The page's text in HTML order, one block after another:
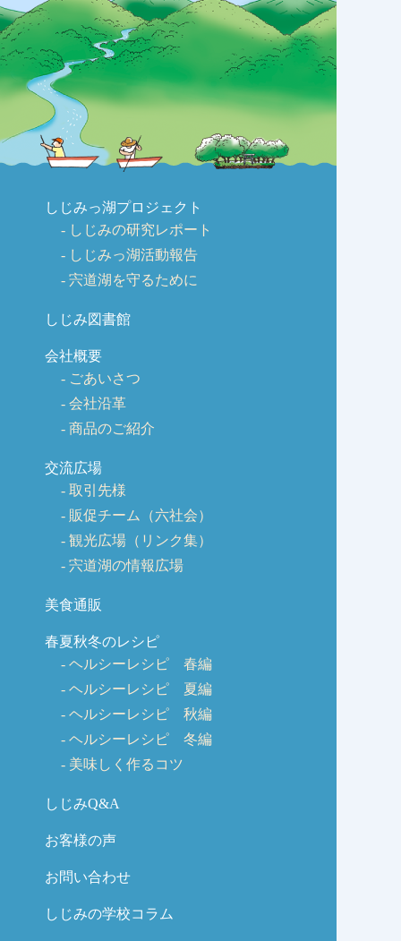
しじみっ湖プロジェクト
しじみの研究レポート
しじみっ湖活動報告
宍道湖を守るために
しじみ図書館
会社概要
ごあいさつ
会社沿革
商品のご紹介
交流広場
取引先様
販促チーム（六社会）
観光広場（リンク集）
宍道湖の情報広場
美食通販
春夏秋冬のレシピ
ヘルシーレシピ 春編
ヘルシーレシピ 夏編
ヘルシーレシピ 秋編
ヘルシーレシピ 冬編
美味しく作るコツ
しじみQ&A
お客様の声
お問い合わせ
しじみの学校コラム